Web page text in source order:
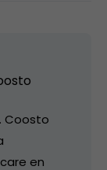
Coosto
en